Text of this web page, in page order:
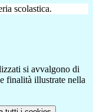
scolastica.
si avvalgono di
finalità illustrate nella